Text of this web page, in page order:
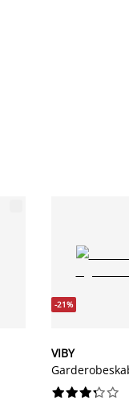
-21%
VIBY





